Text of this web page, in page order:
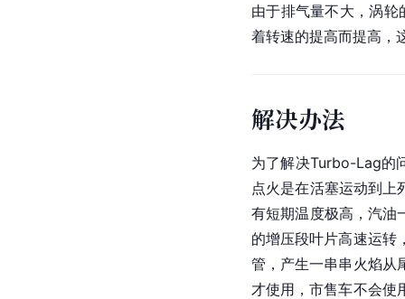
由于排气量不大，涡
着转速的提高而提高，
解决办法
为了解决Turbo-Lag的
点火是在活塞运动到上
有短期温度极高，汽油
的增压段叶片高速运转
管，产生一串串火焰从
才使用，市售车不会使